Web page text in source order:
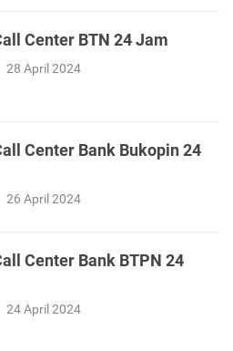
Center BTN 24 Jam
28 April 2024
Center Bank Bukopin 24
26 April 2024
Center Bank BTPN 24
24 April 2024